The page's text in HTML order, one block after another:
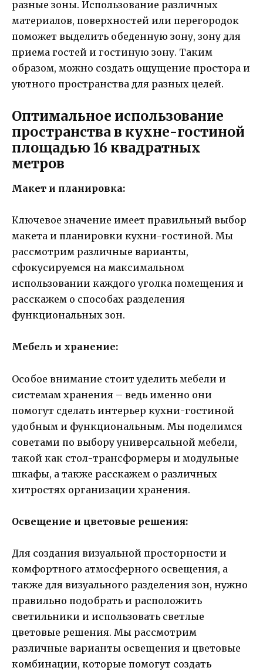
разные зоны. Использование различных
материалов, поверхностей или перегородок
поможет выделить обеденную зону, зону для
приема гостей и гостиную зону. Таким
образом, можно создать ощущение простора и
уютного пространства для разных целей.
Оптимальное использование
пространства в кухне-гостиной
площадью 16 квадратных
метров
Макет и планировка:
Ключевое значение имеет правильный выбор
макета и планировки кухни-гостиной. Мы
рассмотрим различные варианты,
сфокусируемся на максимальном
использовании каждого уголка помещения и
расскажем о способах разделения
функциональных зон.
Мебель и хранение:
Особое внимание стоит уделить мебели и
системам хранения – ведь именно они
помогут сделать интерьер кухни-гостиной
удобным и функциональным. Мы поделимся
советами по выбору универсальной мебели,
такой как стол-трансформеры и модульные
шкафы, а также расскажем о различных
хитростях организации хранения.
Освещение и цветовые решения:
Для создания визуальной просторности и
комфортного атмосферного освещения, а
также для визуального разделения зон, нужно
правильно подобрать и расположить
светильники и использовать светлые
цветовые решения. Мы рассмотрим
различные варианты освещения и цветовые
комбинации, которые помогут создать